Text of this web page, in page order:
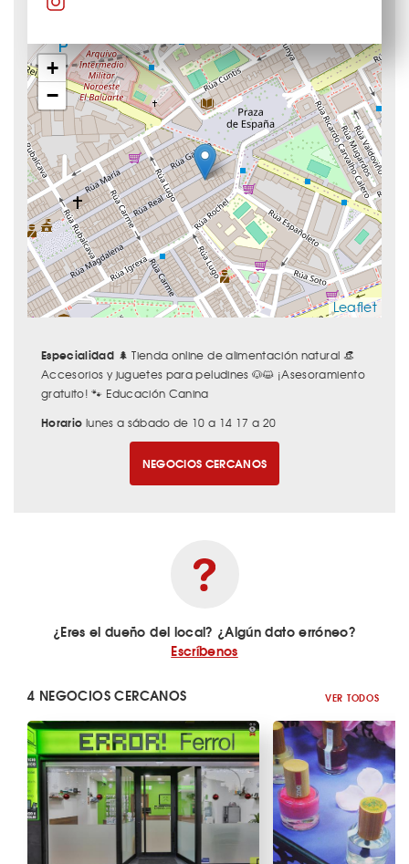
+
−
Leaflet
Especialidad 🌲 Tienda online de alimentación natural 👒
Accesorios y juguetes para peludines 🐶😺 ¡Asesoramiento
gratuito! 🐾 Educación Canina
Horario lunes a sábado de 10 a 14 17 a 20
NEGOCIOS CERCANOS
¿Eres el dueño del local? ¿Algún dato erróneo?
Escríbenos
4 NEGOCIOS CERCANOS VER TODOS